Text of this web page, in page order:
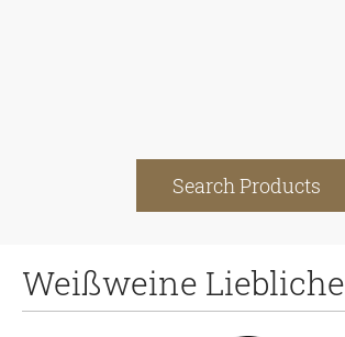
Search Products
Weißweine Liebliche